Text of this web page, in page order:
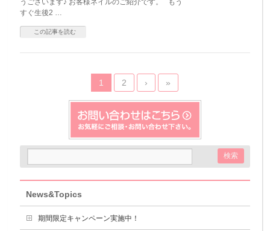
うございます♪ お客様ネイルのご紹介です。 もう
すぐ生後2 …
この記事を読む
1 2 › »
News&Topics
期間限定キャンペーン実施中！